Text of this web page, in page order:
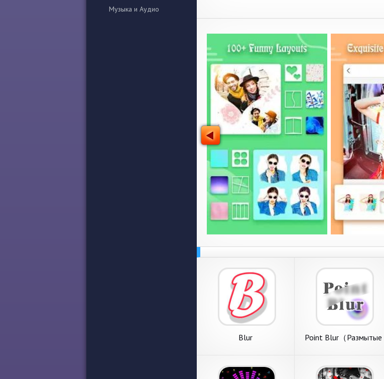
Музыка и Аудио
Blur
Point Blur（Размытые